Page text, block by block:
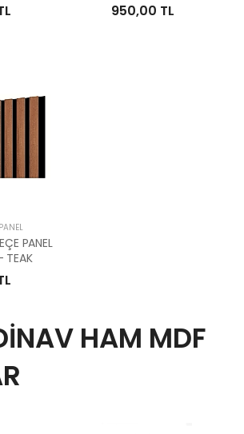
950,00 TL
PANEL
HAM MDF